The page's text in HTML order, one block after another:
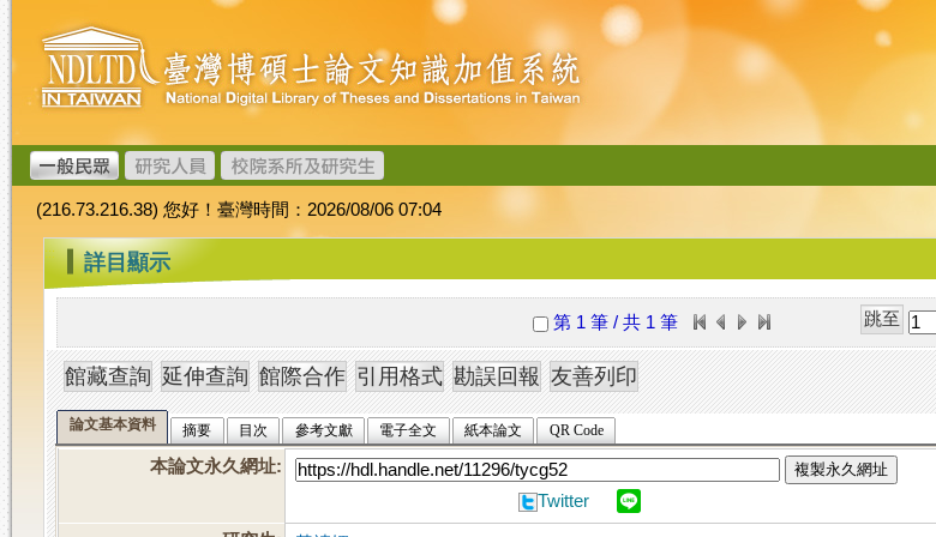
跳
到
主
要
內
容
臺
灣
博
碩
士
論
文
加
值
系
統
(216.73.216.38) 您好！臺灣時間：2026/08/06 07:04
::: 詳目顯示
第 1 筆 / 共 1 筆
論文基本資料 摘要 目次 參考文獻 電子全文 紙本論文 QR Code
本論文永久網址: 複製永久網址
Twitter